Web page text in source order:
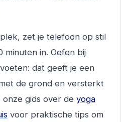
zet je telefoon op stil
minuten in. Oefen bij
dat geeft je een
de grond en versterkt
onze gids over de yoga
voor praktische tips om